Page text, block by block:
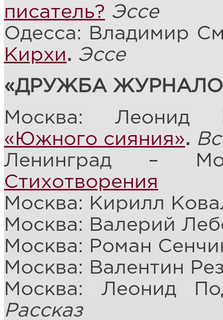
писатель? Эссе
Одесса: Владимир
Кирхи. Эссе
«ДРУЖБА
Москва: Леонид
«Южного сияния».
Ленинград –
Стихотворения
Москва: Кирилл
Москва: Валерий
Москва: Роман
Москва: Валентин
Москва: Леонид
Рассказ